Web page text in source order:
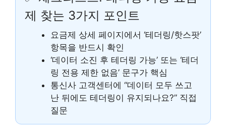
제 찾는 3가지 포인트
요금제 상세 페이지에서 ‘테더링/핫스팟’
항목을 반드시 확인
‘데이터 소진 후 테더링 가능’ 또는 ‘테더
링 전용 제한 없음’ 문구가 핵심
통신사 고객센터에 “데이터 모두 쓰고
난 뒤에도 테더링이 유지되나요?” 직접
질문